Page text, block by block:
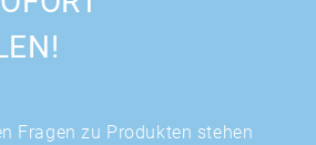
Fragen zu Produkten stehen